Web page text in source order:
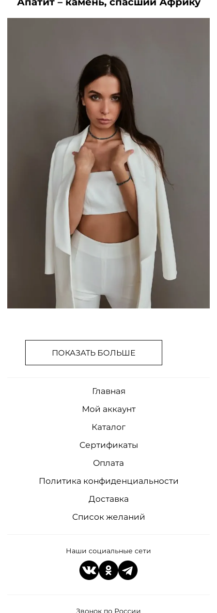
ПОКАЗАТЬ БОЛЬШЕ
Звонок по России
Главная
Мой аккаунт
Каталог
Сертификаты
Оплата
Политика конфиденциальности
Доставка
Список желаний
Наши социальные сети